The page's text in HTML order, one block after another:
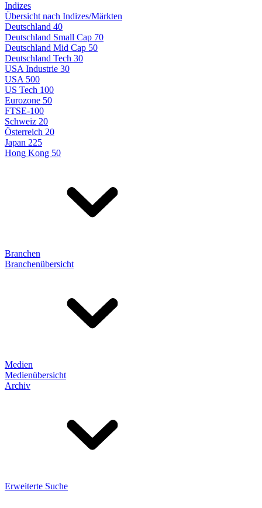
Indizes
Übersicht nach Indizes/Märkten
Deutschland 40
Deutschland Small Cap 70
Deutschland Mid Cap 50
Deutschland Tech 30
USA Industrie 30
USA 500
US Tech 100
Eurozone 50
FTSE-100
Schweiz 20
Österreich 20
Japan 225
Hong Kong 50
Branchen
Branchenübersicht
Medien
Medienübersicht
Archiv
Erweiterte Suche